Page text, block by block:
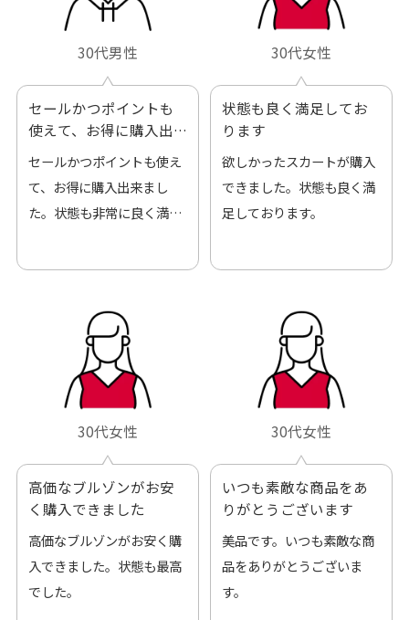
30代男性
セールかつポイントも
使えて、お得に購入出
来ました
セールかつポイントも使え
て、お得に購入出来まし
た。状態も非常に良く満足
30代女性
状態も良く満足してお
ります
欲しかったスカートが購入
できました。状態も良く満
足しております。
30代女性
高価なブルゾンがお安
く購入できました
高価なブルゾンがお安く購
入できました。状態も最高
でした。
30代女性
いつも素敵な商品をあ
りがとうございます
美品です。いつも素敵な商
品をありがとうございま
す。